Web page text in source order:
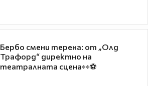
Бербо смени терена: от „Олд
Трафорд“ директно на
театралната сцена👀⚽